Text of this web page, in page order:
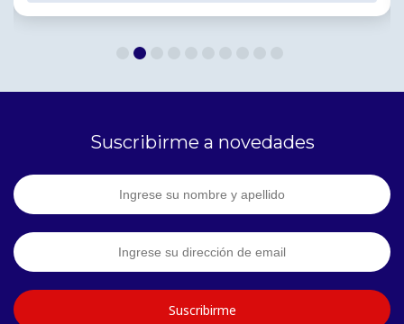
Suscribirme a novedades
Suscribirme